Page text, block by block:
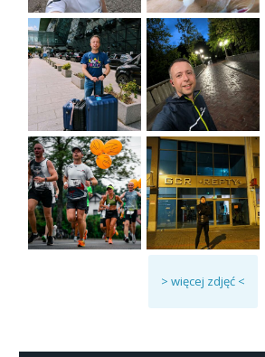
> więcej zdjęć <